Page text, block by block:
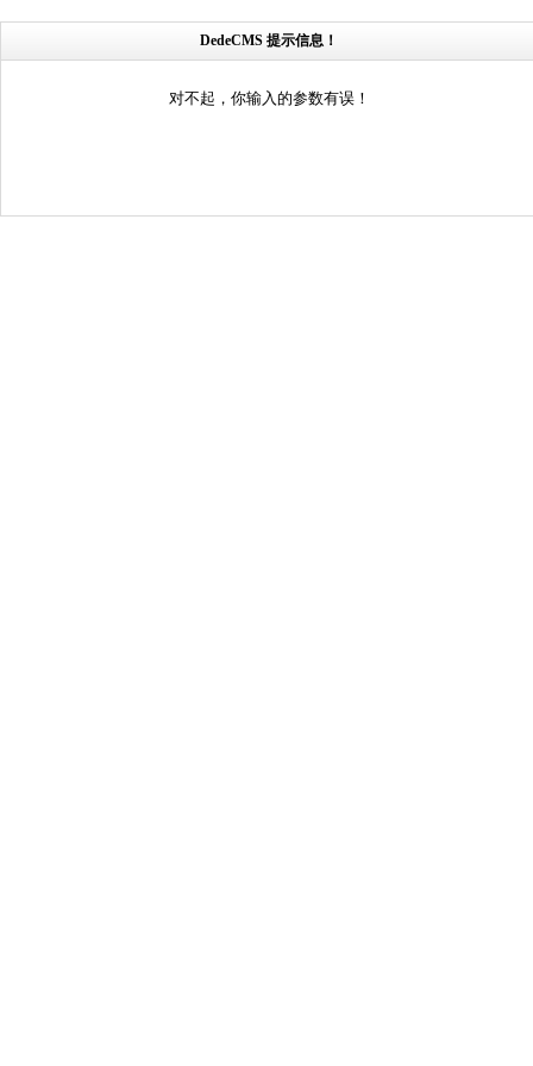
DedeCMS 提示信息！
对不起，你输入的参数有误！